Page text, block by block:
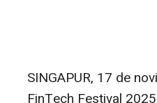
SINGAPUR, 17 de
FinTech Festival